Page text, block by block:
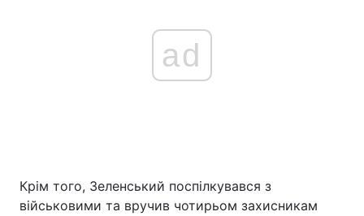
ad
Крім того, Зеленський поспілкувався з
військовими та вручив чотирьом захисникам